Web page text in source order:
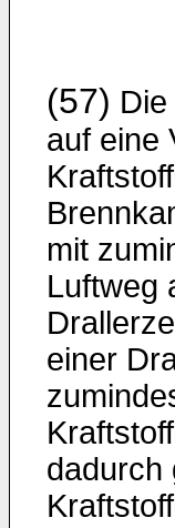
(57)
auf eine
mit
Luftweg
einer
dadurch